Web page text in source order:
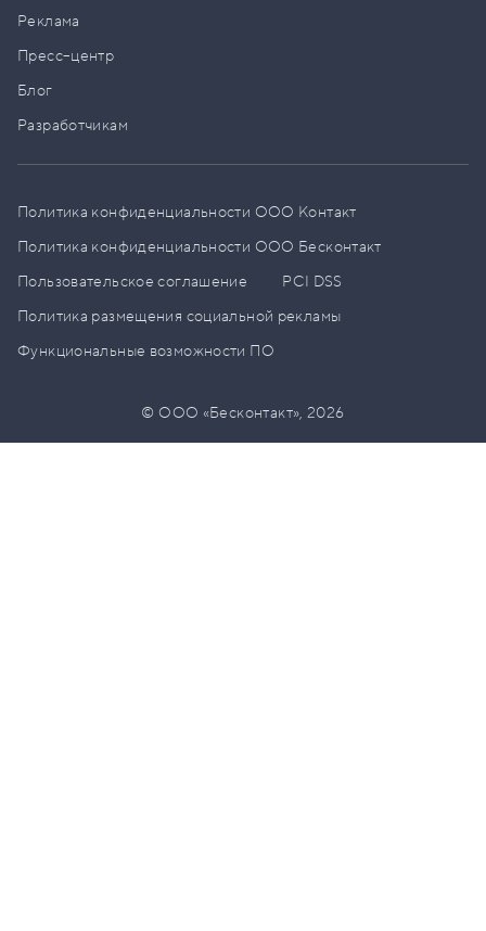
Реклама
Пресс–центр
Блог
Разработчикам
Политика конфиденциальности ООО Контакт
Политика конфиденциальности ООО Бесконтакт
Пользовательское соглашение
PCI DSS
Политика размещения социальной рекламы
Функциональные возможности ПО
© ООО «Бесконтакт»,2026